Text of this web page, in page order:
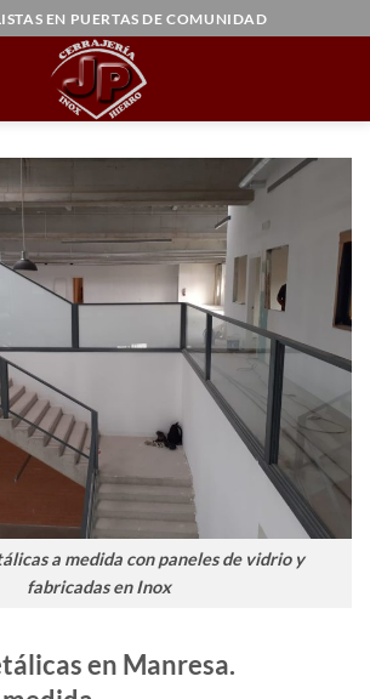
EN PUERTAS DE COMUNIDAD
a medida con paneles de vidrio y
fabricadas en Inox
en Manresa.